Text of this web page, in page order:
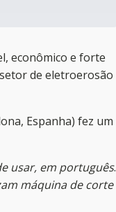
econômico e forte
de eletroerosão
Espanha) fez um
usar, em português.
máquina de corte